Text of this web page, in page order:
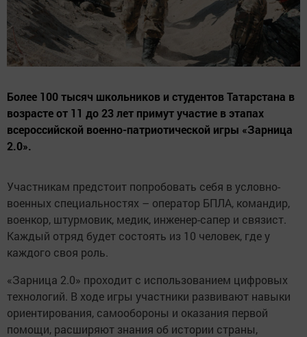
Более 100 тысяч школьников и студентов Татарстана в
возрасте от 11 до 23 лет примут участие в этапах
всероссийской военно-патриотической игры «Зарница
2.0».
Участникам предстоит попробовать себя в условно-
военных специальностях – оператор БПЛА, командир,
военкор, штурмовик, медик, инженер-сапер и связист.
Каждый отряд будет состоять из 10 человек, где у
каждого своя роль.
«Зарница 2.0» проходит с использованием цифровых
технологий. В ходе игры участники развивают навыки
ориентирования, самообороны и оказания первой
помощи, расширяют знания об истории страны,